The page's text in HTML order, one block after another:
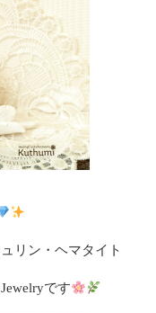
リン・ヘマタイト
です